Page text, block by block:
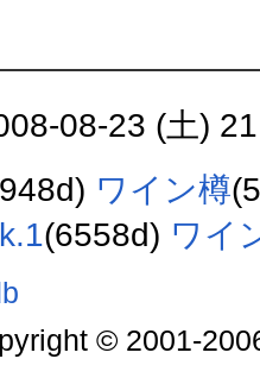
08-23 (土)
ワイン樽
(6558d) ワイ
© 2001-